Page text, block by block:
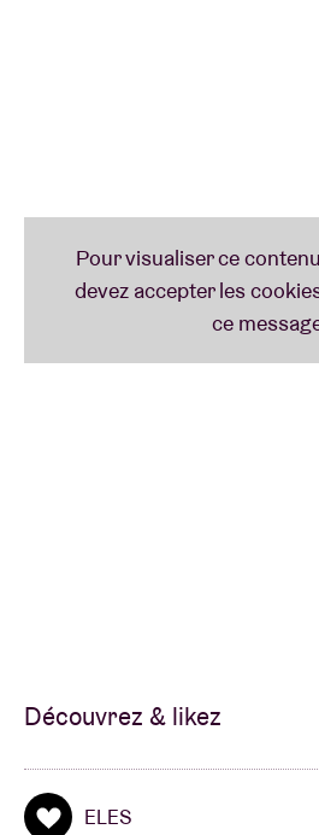
introspective et
un nouveau chapitre dans le
d’être humain d’ELES.
est un projet porteur
miroir honnête, personnel et
Découvrez & likez
ELES